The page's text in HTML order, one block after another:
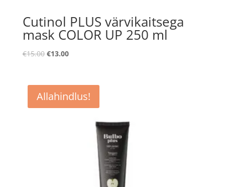
Cutinol PLUS värvikaitsega
mask COLOR UP 250 ml
€15.00 Algne
€15.00.
€13.00Praegune
€13.00.
Allahindlus!